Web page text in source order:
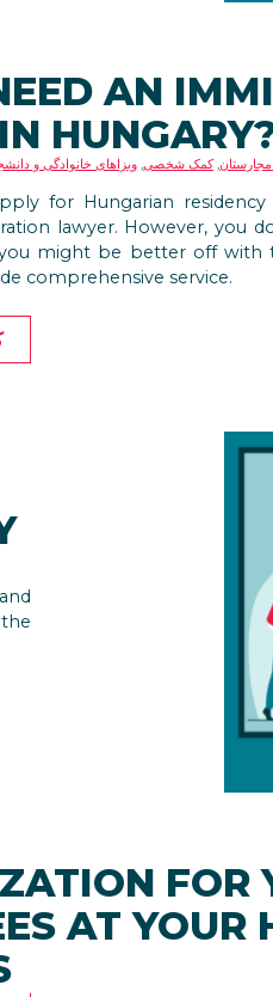
AN
مجارستان,کمک شخصی, ویزاهای خانوادگی و
for Hungarian
lawyer. However, you
might be better off with
comprehensive service.
FOR
AT YOUR